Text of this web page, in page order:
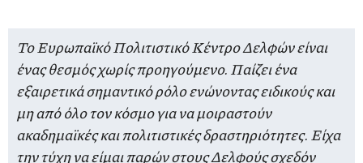
Το Ευρωπαϊκό Πολιτιστικό Κέντρο Δελφών είναι
ένας θεσμός χωρίς προηγούμενο. Παίζει ένα
εξαιρετικά σημαντικό ρόλο ενώνοντας ειδικούς και
μη από όλο τον κόσμο για να μοιραστούν
ακαδημαϊκές και πολιτιστικές δραστηριότητες. Είχα
την τύχη να είμαι παρών στους Δελφούς σχεδόν